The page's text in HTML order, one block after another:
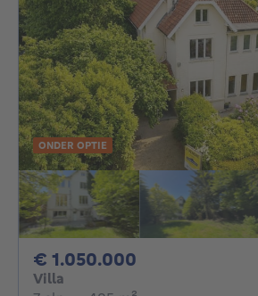
ONDER OPTIE
€ 1.050.000
Villa